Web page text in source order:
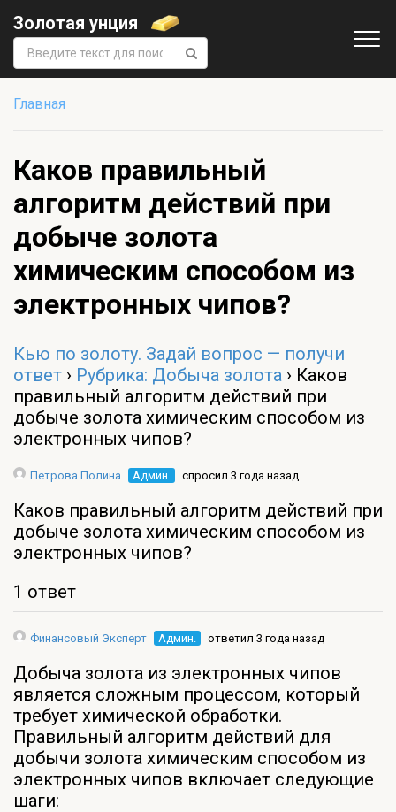
Золотая унция
Поиск:
Главная
Каков правильный
алгоритм действий при
добыче золота
химическим способом из
электронных чипов?
Кью по золоту. Задай вопрос — получи
ответ › Рубрика: Добыча золота › Каков
правильный алгоритм действий при
добыче золота химическим способом из
электронных чипов?
Петрова Полина Админ. спросил 3 года назад
Каков правильный алгоритм действий при
добыче золота химическим способом из
электронных чипов?
1 ответ
Финансовый Эксперт Админ. ответил 3 года назад
Добыча золота из электронных чипов
является сложным процессом, который
требует химической обработки.
Правильный алгоритм действий для
добычи золота химическим способом из
электронных чипов включает следующие
шаги: